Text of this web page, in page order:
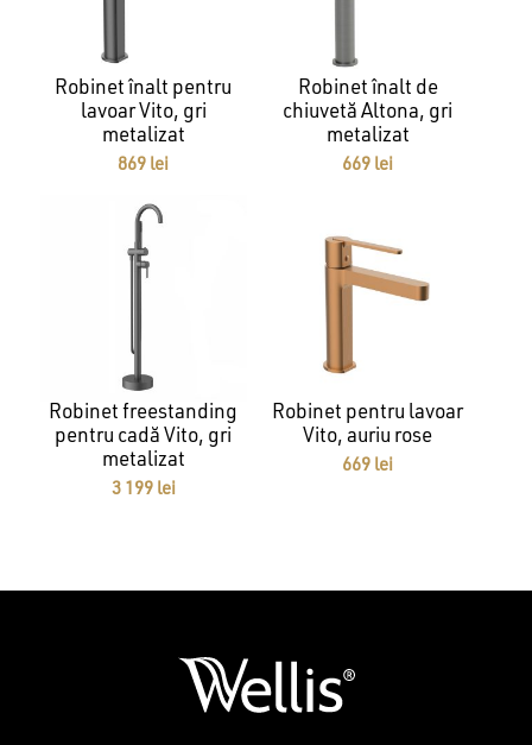
Nu ai niciun produs în coș.
Robinet înalt pentru
lavoar Vito, gri
metalizat
869 lei
Robinet înalt de
chiuvetă Altona, gri
metalizat
669 lei
Robinet freestanding
pentru cadă Vito, gri
metalizat
3 199 lei
Robinet pentru lavoar
Vito, auriu rose
669 lei